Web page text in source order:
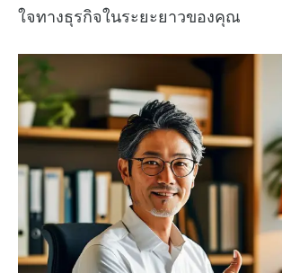
ใจทางธุรกิจในระยะยาวของคุณ